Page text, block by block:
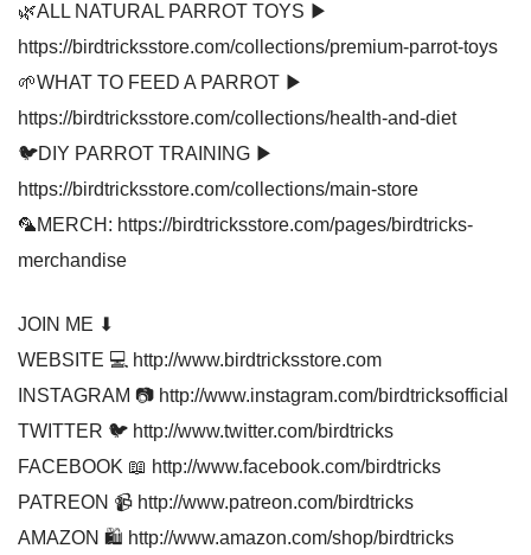
🌿ALL NATURAL PARROT TOYS ▶
https://birdtricksstore.com/collections/premium-parrot-toys
🌱WHAT TO FEED A PARROT ▶
https://birdtricksstore.com/collections/health-and-diet
🐦DIY PARROT TRAINING ▶
https://birdtricksstore.com/collections/main-store
🦜MERCH: https://birdtricksstore.com/pages/birdtricks-
merchandise
JOIN ME ⬇
WEBSITE 💻 http://www.birdtricksstore.com
INSTAGRAM 📷 http://www.instagram.com/birdtricksofficial
TWITTER 🐦 http://www.twitter.com/birdtricks
FACEBOOK 📖 http://www.facebook.com/birdtricks
PATREON 📹 http://www.patreon.com/birdtricks
AMAZON 🛍 http://www.amazon.com/shop/birdtricks